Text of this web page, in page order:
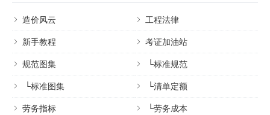
造价风云 工程法律
新手教程 考证加油站
规范图集 └标准规范
└标准图集 └清单定额
劳务指标 └劳务成本